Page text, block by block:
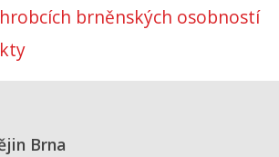
brněnských osobností
Brna